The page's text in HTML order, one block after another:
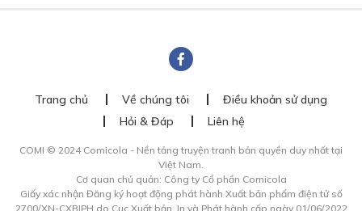
Trang chủ Về chúng tôi
Điều khoản sử dụng
Hỏi & Đáp
Liên hệ
COMI © 2024 Comicola - Nền tảng truyện tranh bản quyền duy nhất tại
Việt Nam.
Cơ quan chủ quản: Công ty Cổ phần Comicola
Giấy xác nhận Đăng ký hoạt động phát hành Xuất bản phẩm điện tử số
2700/XN-CXBIPH do Cục Xuất bản, In và Phát hành cấp ngày 01/06/2022